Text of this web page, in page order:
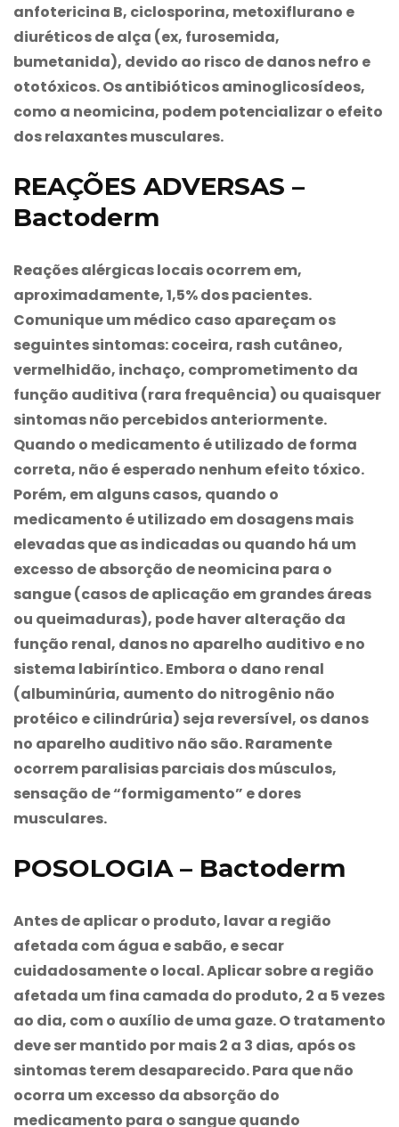
anfotericina B, ciclosporina, metoxiflurano e
diuréticos de alça (ex, furosemida,
bumetanida), devido ao risco de danos nefro e
ototóxicos. Os antibióticos aminoglicosídeos,
como a neomicina, podem potencializar o efeito
dos relaxantes musculares.
REAÇÕES ADVERSAS –
Bactoderm
Reações alérgicas locais ocorrem em,
aproximadamente, 1,5% dos pacientes.
Comunique um médico caso apareçam os
seguintes sintomas: coceira, rash cutâneo,
vermelhidão, inchaço, comprometimento da
função auditiva (rara frequência) ou quaisquer
sintomas não percebidos anteriormente.
Quando o medicamento é utilizado de forma
correta, não é esperado nenhum efeito tóxico.
Porém, em alguns casos, quando o
medicamento é utilizado em dosagens mais
elevadas que as indicadas ou quando há um
excesso de absorção de neomicina para o
sangue (casos de aplicação em grandes áreas
ou queimaduras), pode haver alteração da
função renal, danos no aparelho auditivo e no
sistema labiríntico. Embora o dano renal
(albuminúria, aumento do nitrogênio não
protéico e cilindrúria) seja reversível, os danos
no aparelho auditivo não são. Raramente
ocorrem paralisias parciais dos músculos,
sensação de “formigamento” e dores
musculares.
POSOLOGIA – Bactoderm
Antes de aplicar o produto, lavar a região
afetada com água e sabão, e secar
cuidadosamente o local. Aplicar sobre a região
afetada um fina camada do produto, 2 a 5 vezes
ao dia, com o auxílio de uma gaze. O tratamento
deve ser mantido por mais 2 a 3 dias, após os
sintomas terem desaparecido. Para que não
ocorra um excesso da absorção do
medicamento para o sangue quando